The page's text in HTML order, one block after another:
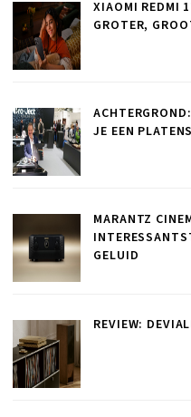
XIAOMI REDMI
GROTER,
JE EEN
MARANTZ
GELUID
REVIEW: